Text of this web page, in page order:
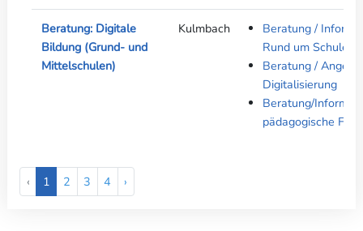
Beratung: Digitale
Bildung (Grund- und
Mittelschulen)
Kulmbach
Beratung /
Rund um Schule
Beratung /
Digitalisierung
Beratung/
pädagogische
‹ 1 2 3 4 ›